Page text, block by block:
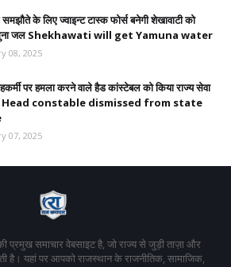
के लिए ज्वाइन्ट टास्क फोर्स बनेगी शेखावाटी को
जल Shekhawati will get Yamuna water
08, 2025
पर हमला करने वाले हैड कांस्टेबल को किया राज्य सेवा
Head constable dismissed from state
07, 2025
प्रमुख समाचार वेबसाइट है, जो राज्य से जुड़ी ताज़ा और
है। यहां पर आपको राजस्थान के राजनीतिक, सामाजिक,